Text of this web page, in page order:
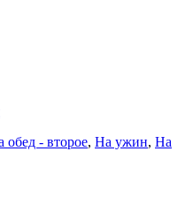
обед - второе, На ужин, На